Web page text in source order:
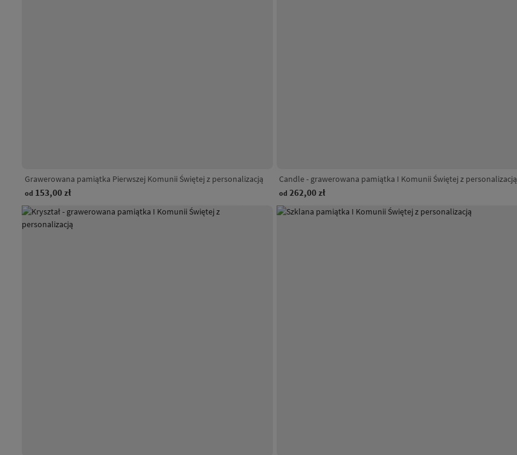
Grawerowana pamiątka Pierwszej Komunii Świętej z personalizacją
od 153,00 zł
Candle - grawerowana pamiątka I Komunii Świętej z personalizacją
od 262,00 zł